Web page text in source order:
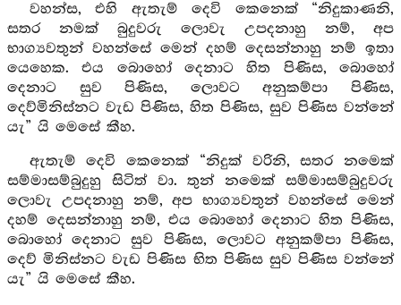
වහන්ස, එහි ඇතැම් දෙවි කෙනෙක් “නිදුකාණනි,
සතර නමක් බුදුවරු ලොවැ උපදනාහු නම්, අප
භාග්‍යවතුන් වහන්සේ මෙන් දහම් දෙසන්නාහු නම් ඉතා
යෙහෙක. එය බොහෝ දෙනාට හිත පිණිස, බොහෝ
දෙනාට සුව පිණිස, ලොවට අනුකම්පා පිණිස,
දෙව්මිනිස්නට වැඩ පිණිස, හිත පිණිස, සුව පිණිස වන්නේ
යැ” යි මෙසේ කීහ.
ඇතැම් දෙවි කෙනෙක් “නිදුක් වරිනි, සතර නමෙක්
සම්මාසම්බුදුහු සිටිත් වා. තුන් නමෙක් සම්මාසම්බුදුවරු
ලොවැ උපදනාහු නම්, අප භාග්‍යවතුන් වහන්සේ මෙන්
දහම් දෙසන්නාහු නම්, එය බොහෝ දෙනාට හිත පිණිස,
බොහෝ දෙනාට සුව පිණිස, ලොවට අනුකම්පා පිණිස,
දෙව් මිනිස්නට වැඩ පිණිස භිත පිණිස සුව පිණිස වන්නේ
යැ” යි මෙසේ කීහ.